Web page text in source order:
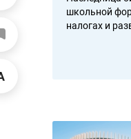
дотошных
мастеров
школьной
налогах и